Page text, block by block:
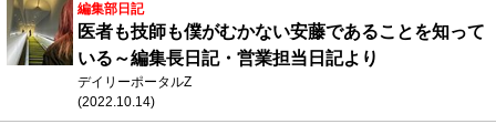
編集部日記
医者も技師も僕がむかない安藤であることを知って
いる～編集長日記・営業担当日記より
デイリーポータルZ
(2022.10.14)